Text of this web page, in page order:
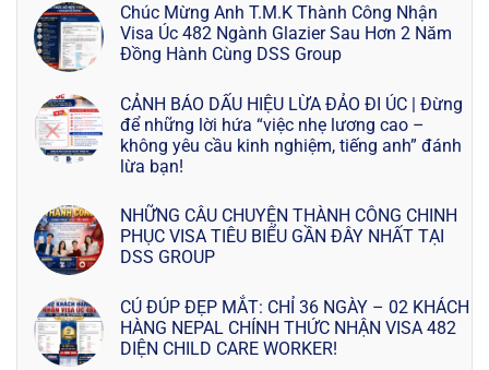
Chúc Mừng Anh T.M.K Thành Công Nhận
Visa Úc 482 Ngành Glazier Sau Hơn 2 Năm
Đồng Hành Cùng DSS Group
CẢNH BÁO DẤU HIỆU LỪA ĐẢO ĐI ÚC | Đừng
để những lời hứa “việc nhẹ lương cao –
không yêu cầu kinh nghiệm, tiếng anh” đánh
lừa bạn!
NHỮNG CÂU CHUYỆN THÀNH CÔNG CHINH
PHỤC VISA TIÊU BIỂU GẦN ĐÂY NHẤT TẠI
DSS GROUP
CÚ ĐÚP ĐẸP MẮT: CHỈ 36 NGÀY – 02 KHÁCH
HÀNG NEPAL CHÍNH THỨC NHẬN VISA 482
DIỆN CHILD CARE WORKER!